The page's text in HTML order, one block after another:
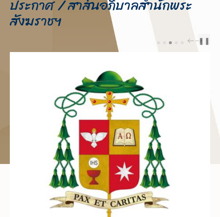
ประกาศ / สาส์นอภิบาลสำนักพระ
สังฆราชฯ
PREV
NEXT
❚❚